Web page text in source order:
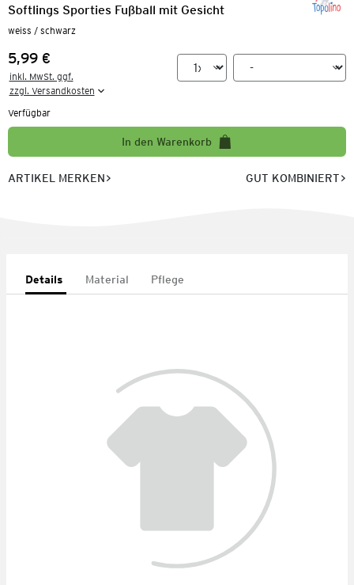
Softlings Sporties Fußball mit Gesicht
weiss / schwarz
Preis:
5,99 €
inkl. MwSt. ggf.
zzgl. Versandkosten
Verfügbar
In den Warenkorb
ARTIKEL MERKEN GUT KOMBINIERT
Details Material Pflege